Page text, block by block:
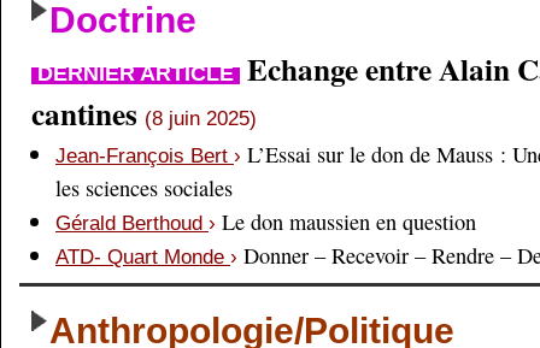
Doctrine
DERNIER ARTICLE Echange entre Alain
cantines (8 juin 2025)
Jean-François Bert › L’Essai sur le don de Mauss :
les sciences sociales
Gérald Berthoud › Le don maussien en question
ATD- Quart Monde › Donner – Recevoir – Rendre –
Anthropologie/Politique